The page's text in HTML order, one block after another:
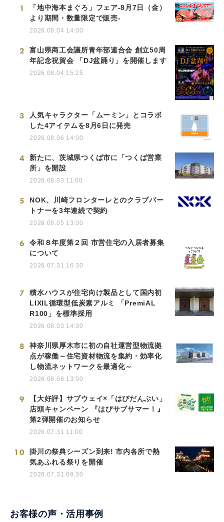
1
「地中海本まぐろ」フェア-8月7日（金）
より期間・数量限定で販売-
2026.08.04 14:00
2
富山県商工会議所青年部連合会 創立50周
年記念祝賀会 「DJ盆踊り」を開催します
2026.08.04 15:25
3
人気キャラクター「ムーミン」とコラボ
した4アイテムを8月6日に発売
2026.08.06 14:00
4
新たに、茨城県つくば市に「つくば営業
所」を開設
2026.08.03 11:00
5
NOK、川崎フロンターレとのクラブパー
トナーを3年連続で契約
2026.08.05 13:00
6
令和８年度第２回 市営住宅の入居者募集
について
2026.07.31 16:30
7
積水ハウスが住宅向け製品として国内初
LIXIL循環型低炭素アルミ 「PremiAL
R100」を標準採用
2026.08.03 14:30
8
神奈川県厚木市に初の自社運営型物流拠
点が稼働～住宅資材物流を集約・効率化
し物流ネットワークを最適化～
2026.08.06 13:00
9
【大好評】サブウェイ×「はぴだんぶい」
店頭キャンペーン 『はぴサブサマー！』
第2弾開催のお知らせ
2026.07.31 11:00
10
掛川の祭典シーズン到来! 市内各所で熱
気あふれる祭りを開催
2026.07.31 09:30
お客様の声・活用事例